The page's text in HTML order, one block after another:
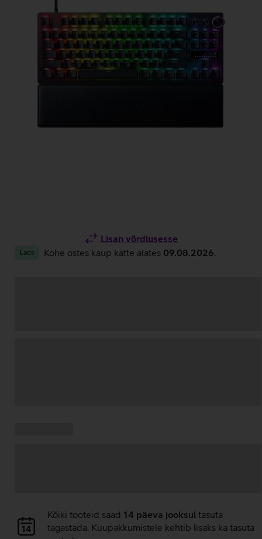
Lisan võrdlusesse
Laos Kohe ostes kaup kätte alates 09.08.2026
Andmete
laadimine
Kõiki tooteid saad 14 päeva jooksul tasuta
tagastada. Kuupakkumistele kehtib lisaks ka tasuta